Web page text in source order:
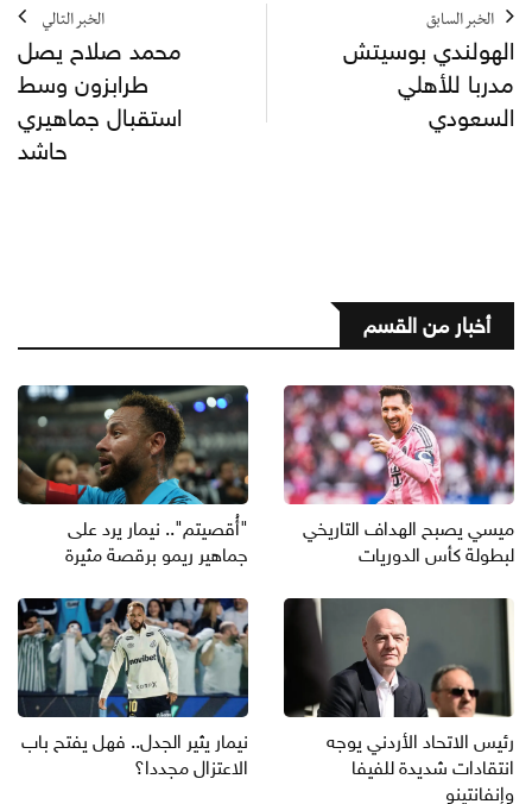
الخبر السابق
الهولندي بوسيتش
مدربا للأهلي
السعودي
الخبر التالي
محمد صلاح يصل
طرابزون وسط
استقبال جماهيري
حاشد
أخبار من القسم
ميسي يصبح الهداف التاريخي
لبطولة كأس الدوريات
"أُقصيتم".. نيمار يرد على
جماهير ريمو برقصة مثيرة
رئيس الاتحاد الأردني يوجه
انتقادات شديدة للفيفا
وإنفانتينو
نيمار يثير الجدل.. فهل يفتح باب
الاعتزال مجددا؟